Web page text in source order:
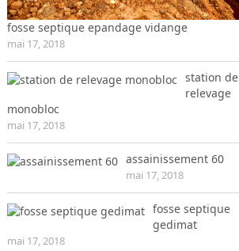
fosse septique epandage vidange
mai 17, 2018
station de
relevage
monobloc
mai 17, 2018
assainissement 60
mai 17, 2018
fosse septique
gedimat
mai 17, 2018